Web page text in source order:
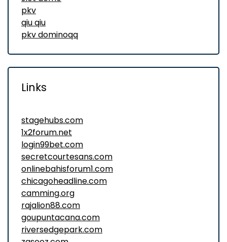
pkv
qiu qiu
pkv dominoqq
Links
stagehubs.com
1x2forum.net
login99bet.com
secretcourtesans.com
onlinebahisforum1.com
chicagoheadline.com
camming.org
rajalion88.com
goupuntacana.com
riversedgepark.com